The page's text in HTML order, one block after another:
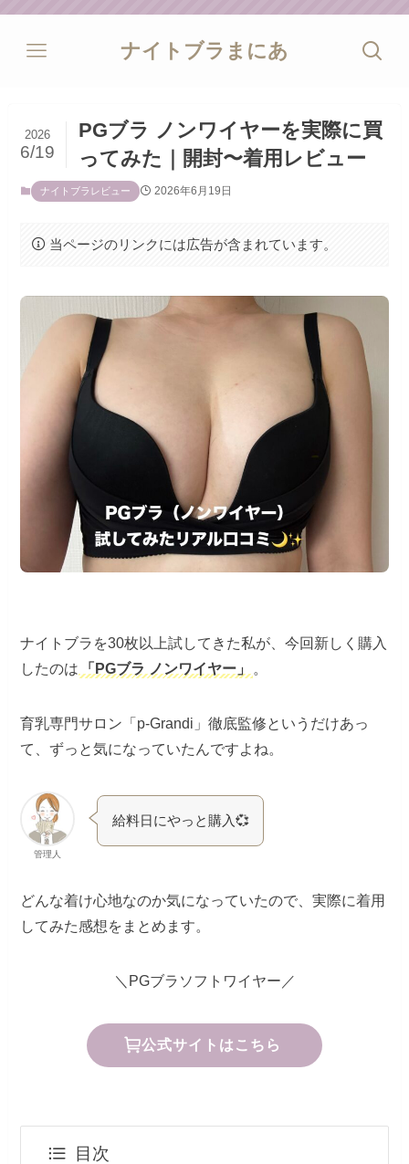
ナイトブラまにあ
PGブラ ノンワイヤーを実際に買
ってみた｜開封〜着用レビュー
2026
6/19
ナイトブラレビュー 2026年6月19日
当ページのリンクには広告が含まれています。
ナイトブラを30枚以上試してきた私が、今回新しく購入
したのは
「PGブラ ノンワイヤー」 。
育乳専門サロン「p-Grandi」徹底監修というだけあっ
て、ずっと気になっていたんですよね。
管理人
給料日にやっと購入💞
どんな着け心地なのか気になっていたので、実際に着用
してみた感想をまとめます。
＼PGブラソフトワイヤー／
公式サイトはこちら
目次